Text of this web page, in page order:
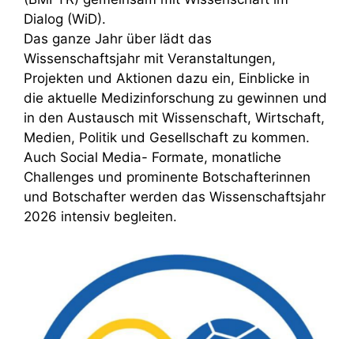
Dialog (WiD).
Das ganze Jahr über lädt das
Wissenschaftsjahr mit Veranstaltungen,
Projekten und Aktionen dazu ein, Einblicke in
die aktuelle Medizinforschung zu gewinnen und
in den Austausch mit Wissenschaft, Wirtschaft,
Medien, Politik und Gesellschaft zu kommen.
Auch Social Media- Formate, monatliche
Challenges und prominente Botschafterinnen
und Botschafter werden das Wissenschaftsjahr
2026 intensiv begleiten.